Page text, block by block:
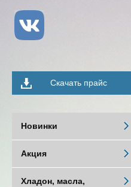
Скачать прайс
Новинки
Акция
Хладон, масла,